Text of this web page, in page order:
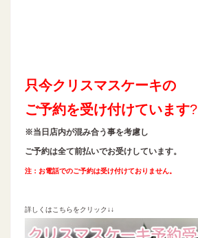
只今クリスマスケーキの
ご予約を受け付けています?
※当日店内が混み合う事を考慮し
ご予約は全て前払いでお受けしています。
注：お電話でのご予約は受け付けておりません。
詳しくはこちらをクリック ↓↓